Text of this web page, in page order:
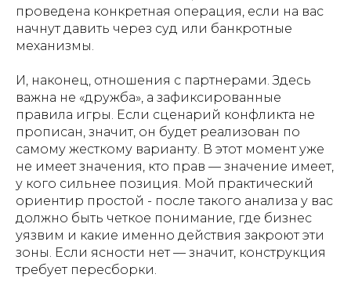
проведена конкретная операция, если на вас
начнут давить через суд или банкротные
механизмы.
И, наконец, отношения с партнерами. Здесь
важна не «дружба», а зафиксированные
правила игры. Если сценарий конфликта не
прописан, значит, он будет реализован по
самому жесткому варианту. В этот момент уже
не имеет значения, кто прав — значение имеет,
у кого сильнее позиция. Мой практический
ориентир простой - после такого анализа у вас
должно быть четкое понимание, где бизнес
уязвим и какие именно действия закроют эти
зоны. Если ясности нет — значит, конструкция
требует пересборки.